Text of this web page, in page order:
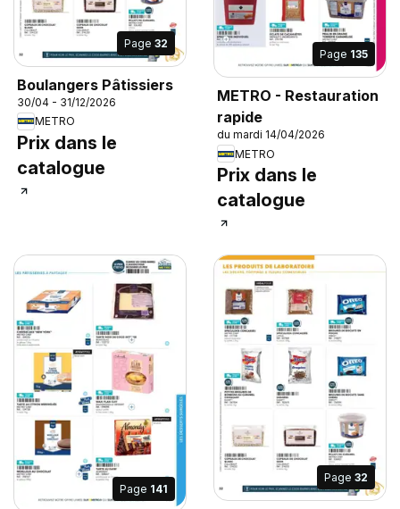
Page 32
Boulangers Pâtissiers
30/04 - 31/12/2026
METRO
Prix dans le
catalogue
Page 135
METRO - Restauration
rapide
du mardi 14/04/2026
METRO
Prix dans le
catalogue
Page 141
Page 32